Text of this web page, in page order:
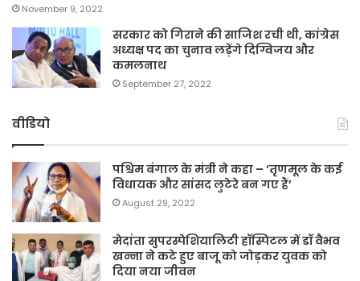
November 9, 2022
सरकार को गिराने की साजिश रची थी, कांग्रेस
अध्यक्ष पद का चुनाव लड़ेंगे दिग्विजय और
कमलनाथ
September 27, 2022
वीडियो
पश्चिम बंगाल के मंत्री ने कहा – ‘तृणमूल के कई
विधायक और सांसद लुटेरे बन गए हैं’
August 29, 2022
मेदांता सुपरस्पेशियालिटी हॉस्पिटल में डॉ वैभव
खन्ना ने कटे हुए बाजू को जोड़कर युवक को
दिया नया जीवन